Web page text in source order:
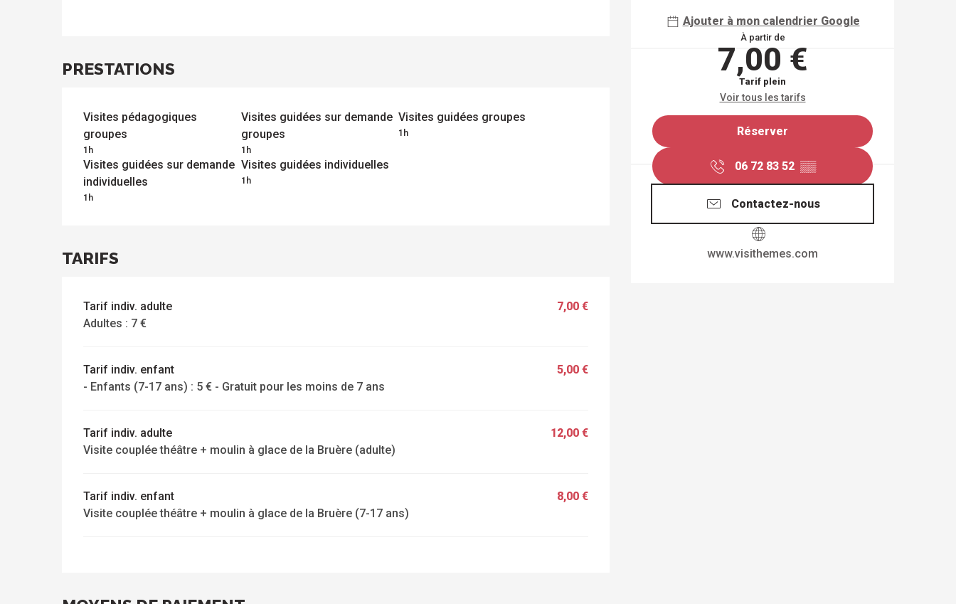
activités
Ajouter à mon calendrier Google
À partir de
7,00 €
Tarif plein
Voir tous les tarifs
Réserver
06 72 83 52 ▒▒
Contactez-nous
www.visithemes.com
PRESTATIONS
Visites pédagogiques
groupes
1h
Visites guidées sur demande
groupes
1h
Visites guidées groupes
1h
Visites guidées sur demande
individuelles
1h
Visites guidées individuelles
1h
TARIFS
Tarif indiv. adulte
Adultes : 7 €
7,00 €
Tarif indiv. enfant
- Enfants (7-17 ans) : 5 € - Gratuit pour les moins de 7 ans
5,00 €
Tarif indiv. adulte
Visite couplée théâtre + moulin à glace de la Bruère (adulte)
12,00 €
Tarif indiv. enfant
Visite couplée théâtre + moulin à glace de la Bruère (7-17 ans)
8,00 €